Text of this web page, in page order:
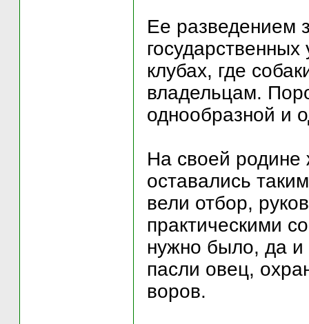
Ее разведением
клубах, где
владельцам.
однообразной и
На своей родине
оставались
вели отбор,
практическими
нужно было, да и
пасли овец,
воров.